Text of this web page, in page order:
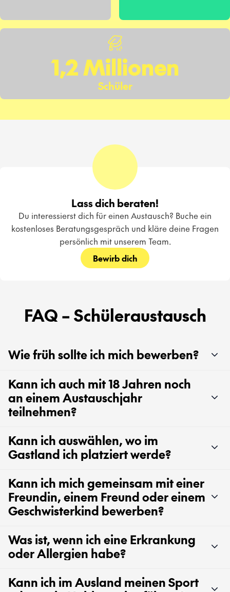
1,2 Millionen
Schüler
Lass dich beraten!
Du interessierst dich für einen Austausch? Buche ein
kostenloses Beratungsgespräch und kläre deine Fragen
persönlich mit unserem Team.
Bewirb dich
FAQ – Schüleraustausch
Wie früh sollte ich mich bewerben?
Kann ich auch mit 18 Jahren noch
an einem Austauschjahr
teilnehmen?
Kann ich auswählen, wo im
Gastland ich platziert werde?
Kann ich mich gemeinsam mit einer
Freundin, einem Freund oder einem
Geschwisterkind bewerben?
Was ist, wenn ich eine Erkrankung
oder Allergien habe?
Kann ich im Ausland meinen Sport